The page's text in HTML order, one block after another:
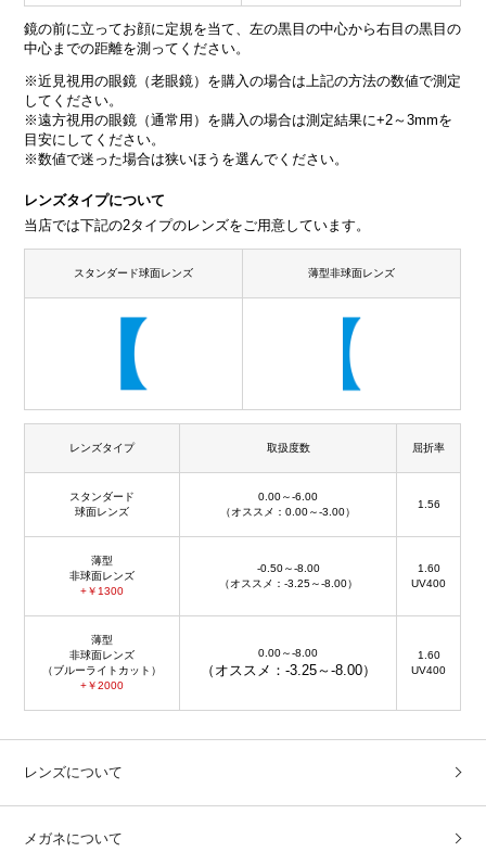
鏡の前に立ってお顔に定規を当て、左の黒目の中心から右目の黒目の
中心までの距離を測ってください。
※近見視用の眼鏡（老眼鏡）を購入の場合は上記の方法の数値で測定
してください。
※遠方視用の眼鏡（通常用）を購入の場合は測定結果に+2～3mmを
目安にしてください。
※数値で迷った場合は狭いほうを選んでください。
レンズタイプについて
当店では下記の2タイプのレンズをご用意しています。
スタンダード球面レンズ 薄型非球面レンズ
レンズタイプ 取扱度数 屈折率
スタンダード
球面レンズ
0.00～-6.00
（オススメ：0.00～-3.00）
1.56
薄型
非球面レンズ
+￥1300
-0.50～-8.00
（オススメ：-3.25～-8.00）
1.60
UV400
薄型
非球面レンズ
（ブルーライトカット）
+￥2000
0.00～-8.00
（オススメ：-3.25～-8.00）
1.60
UV400
レンズについて
メガネについて